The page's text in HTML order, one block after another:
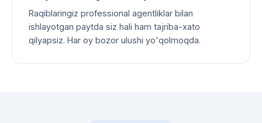
Raqiblaringiz professional agentliklar bilan
ishlayotgan paytda siz hali ham tajriba-xato
qilyapsiz. Har oy bozor ulushi yo'qolmoqda.